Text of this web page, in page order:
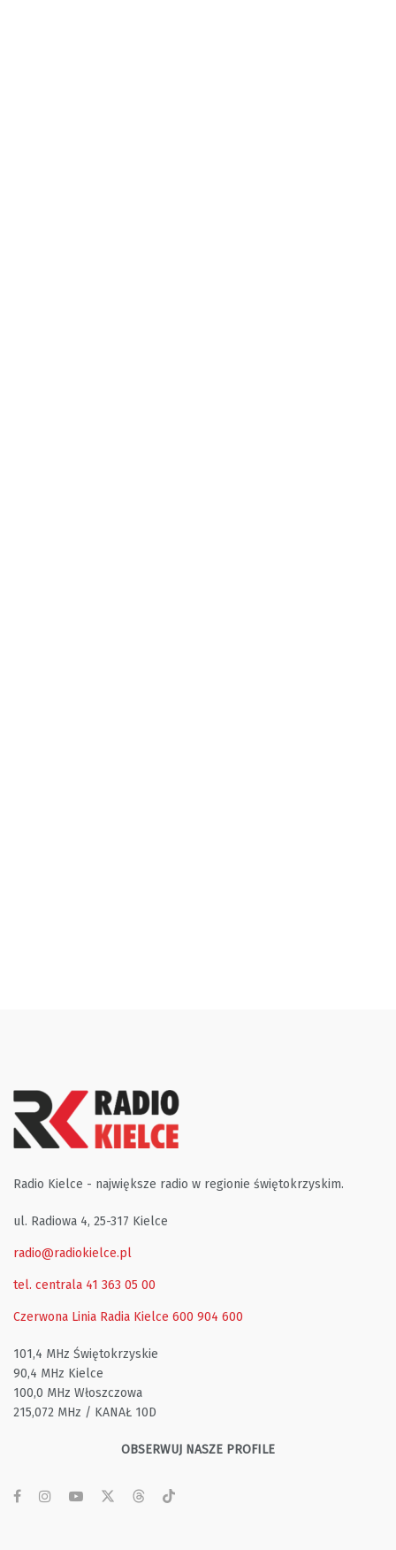
Radio Kielce - największe radio w regionie świętokrzyskim.
ul. Radiowa 4, 25-317 Kielce
radio@radiokielce.pl
tel. centrala 41 363 05 00
Czerwona Linia Radia Kielce 600 904 600
101,4 MHz Świętokrzyskie
90,4 MHz Kielce
100,0 MHz Włoszczowa
215,072 MHz / KANAŁ 10D
OBSERWUJ NASZE PROFILE